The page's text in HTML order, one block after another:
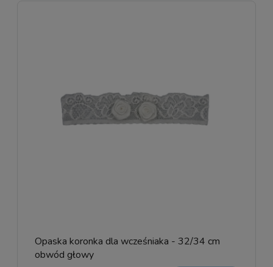
Opaska koronka dla wcześniaka - 32/34 cm
obwód głowy